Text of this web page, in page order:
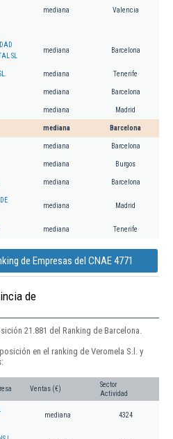
mediana Valencia
SL
mediana Barcelona
mediana Tenerife
mediana Barcelona
mediana Madrid
mediana Barcelona
mediana Barcelona
mediana Burgos
mediana Barcelona
mediana Madrid
mediana Tenerife
de Empresas del CNAE 4771
de
21.881 del Ranking de Barcelona.
en el ranking de Veromela S.l. y
Ventas (€)
Sector
Actividad
mediana 4324